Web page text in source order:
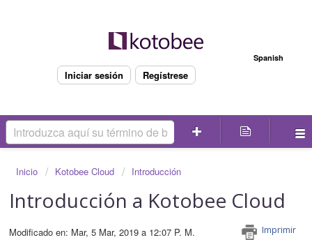
Spanish
Iniciar sesión Regístrese
Inicio Kotobee Cloud Introducción
Introducción a Kotobee Cloud
Imprimir
Modificado en: Mar, 5 Mar, 2019 a 12:07 P. M.